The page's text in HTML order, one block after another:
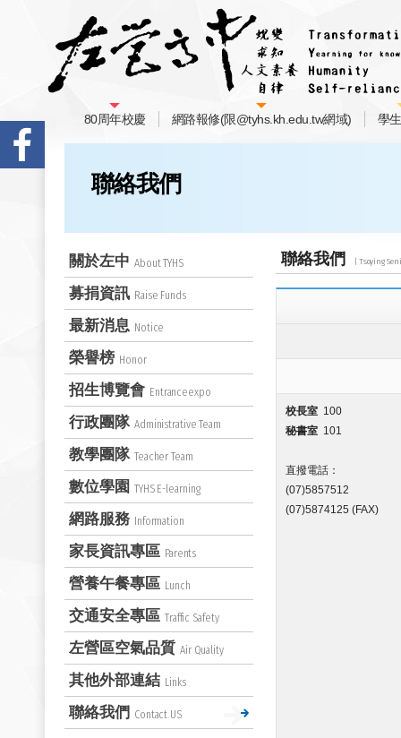
80周年校慶 網路報修(限@tyhs.kh.edu.tw網域) 學
聯絡我們
聯絡我們
校長室 100
秘書室 101
直撥電話：
(07)5857512
(07)5874125 (FAX)
關於左中 About TYHS
募捐資訊 Raise Funds
最新消息 Notice
榮譽榜 Honor
招生博覽會 Entranceexpo
行政團隊 Administrative Team
教學團隊 Teacher Team
數位學園 TYHS E-learning
網路服務 Information
家長資訊專區 Parents
營養午餐專區 Lunch
交通安全專區 Traffic Safety
左營區空氣品質 Air Quality
其他外部連結 Links
聯絡我們 Contact US